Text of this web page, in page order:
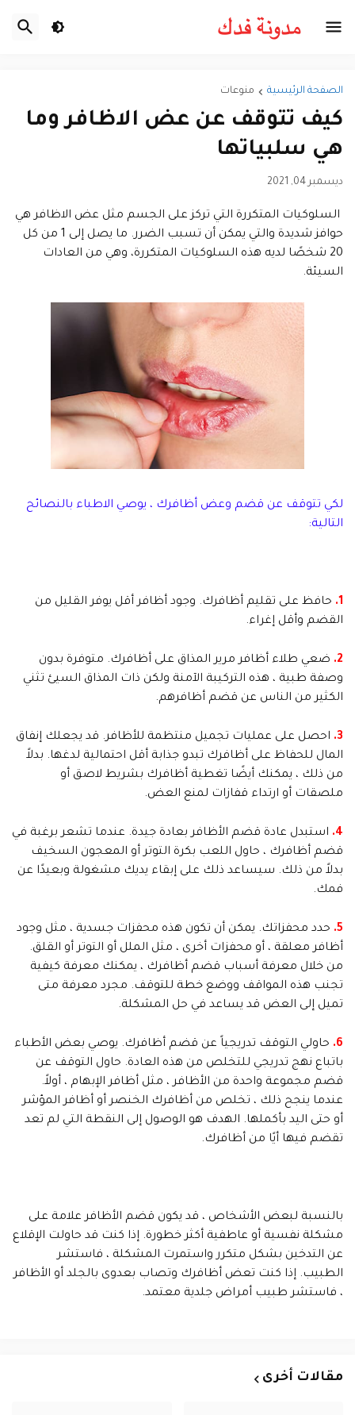
الصفحة الرئيسية منوعات
كيف تتوقف عن عض الاظافر وما
هي سلبياتها
ديسمبر 04, 2021
السلوكيات المتكررة التي تركز على الجسم مثل عض الاظافر هي
حوافز شديدة والتي يمكن أن تسبب الضرر. ما يصل إلى 1 من كل
20 شخصًا لديه هذه السلوكيات المتكررة، وهي من العادات
السيئة.
لكي تتوقف عن قضم وعض أظافرك ، يوصي الاطباء بالنصائح
التالية:
1.
حافظ على تقليم أظافرك. وجود أظافر أقل يوفر القليل من
القضم وأقل إغراء.
2.
ضعي طلاء أظافر مرير المذاق على أظافرك. متوفرة بدون
وصفة طبية ، هذه التركيبة الآمنة ولكن ذات المذاق السيئ تثني
الكثير من الناس عن قضم أظافرهم.
3. احصل على عمليات تجميل منتظمة للأظافر. قد يجعلك إنفاق
المال للحفاظ على أظافرك تبدو جذابة أقل احتمالية لدغها. بدلاً
من ذلك ، يمكنك أيضًا تغطية أظافرك بشريط لاصق أو
ملصقات أو ارتداء قفازات لمنع العض.
4.
استبدل عادة قضم الأظافر بعادة جيدة. عندما تشعر برغبة في
قضم أظافرك ، حاول اللعب بكرة التوتر أو المعجون السخيف
بدلاً من ذلك. سيساعد ذلك على إبقاء يديك مشغولة وبعيدًا عن
فمك.
5. حدد محفزاتك. يمكن أن تكون هذه محفزات جسدية ، مثل وجود
أظافر معلقة ، أو محفزات أخرى ، مثل الملل أو التوتر أو القلق.
من خلال معرفة أسباب قضم أظافرك ، يمكنك معرفة كيفية
تجنب هذه المواقف ووضع خطة للتوقف. مجرد معرفة متى
تميل إلى العض قد يساعد في حل المشكلة.
6.
حاولي التوقف تدريجياً عن قضم أظافرك. يوصي بعض الأطباء
باتباع نهج تدريجي للتخلص من هذه العادة. حاول التوقف عن
قضم مجموعة واحدة من الأظافر ، مثل أظافر الإبهام ، أولاً.
عندما ينجح ذلك ، تخلص من أظافرك الخنصر أو أظافر المؤشر
أو حتى اليد بأكملها. الهدف هو الوصول إلى النقطة التي لم تعد
تقضم فيها أيًا من أظافرك.
بالنسبة لبعض الأشخاص ، قد يكون قضم الأظافر علامة على
مشكلة نفسية أو عاطفية أكثر خطورة. إذا كنت قد حاولت الإقلاع
عن التدخين بشكل متكرر واستمرت المشكلة ، فاستشر
الطبيب. إذا كنت تعض أظافرك وتصاب بعدوى بالجلد أو الأظافر
، فاستشر طبيب أمراض جلدية معتمد.
مقالات أخرى